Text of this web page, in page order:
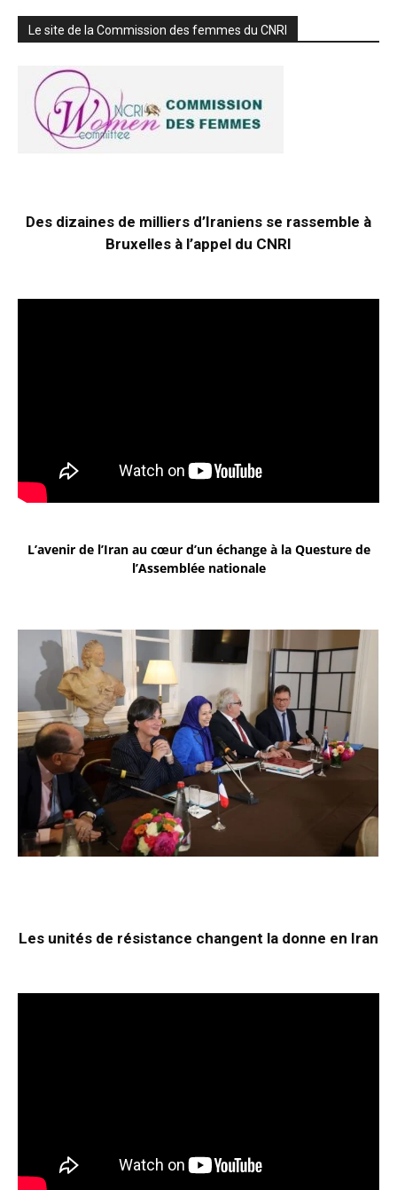
Le site de la Commission des femmes du CNRI
Des dizaines de milliers d’Iraniens se rassemble à
Bruxelles à l’appel du CNRI
L’avenir de l’Iran au cœur d’un échange à la Questure de
l’Assemblée nationale
Les unités de résistance changent la donne en Iran